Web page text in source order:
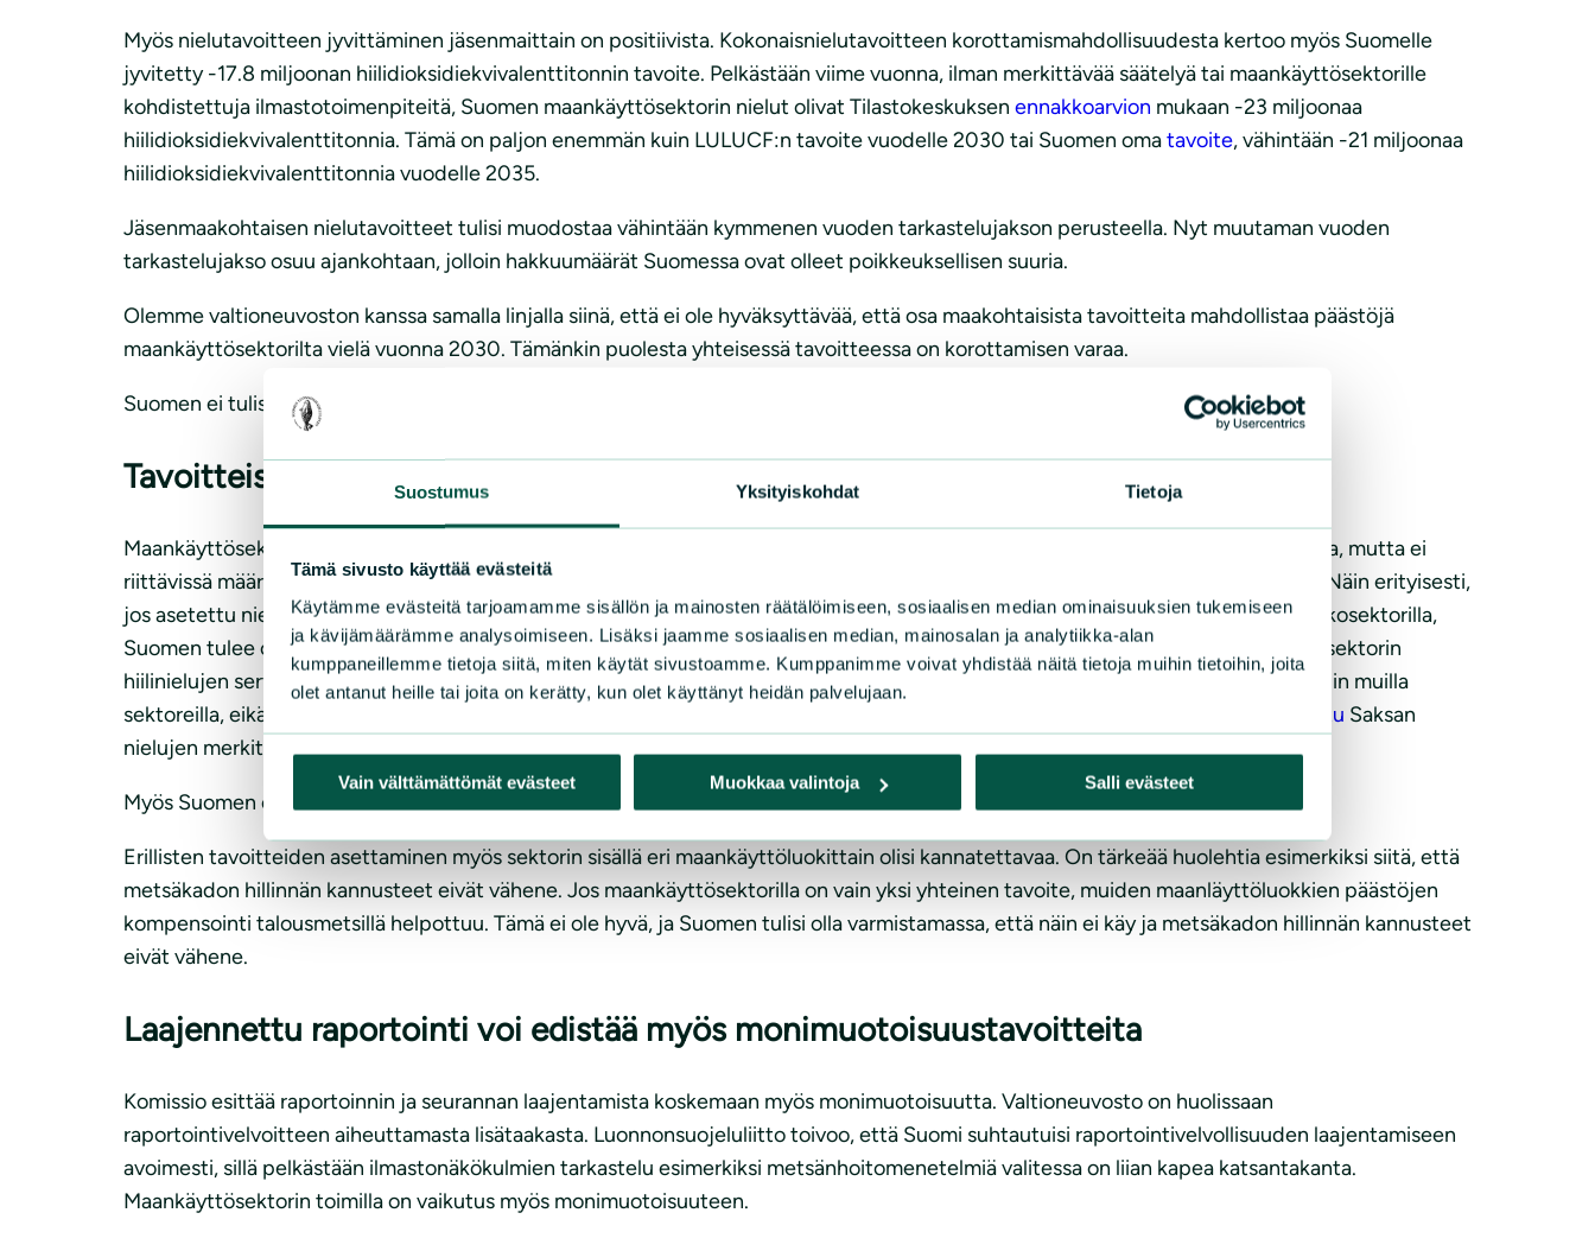
Suostumus Yksityiskohdat Tietoja
Tämä sivusto käyttää evästeitä
Käytämme evästeitä tarjoamamme sisällön ja mainosten räätälöimiseen, sosiaalisen median ominaisuuksien tukemiseen
ja kävijämäärämme analysoimiseen. Lisäksi jaamme sosiaalisen median, mainosalan ja analytiikka-alan
kumppaneillemme tietoja siitä, miten käytät sivustoamme. Kumppanimme voivat yhdistää näitä tietoja muihin tietoihin, joita
olet antanut heille tai joita on kerätty, kun olet käyttänyt heidän palvelujaan.
Vain välttämättömät evästeet Muokkaa valintoja Salli evästeet
Myös nielutavoitteen jyvittäminen jäsenmaittain on positiivista. Kokonaisnielutavoitteen korottamismahdollisuudesta kertoo myös Suomelle
jyvitetty -17.8 miljoonan hiilidioksidiekvivalenttitonnin tavoite. Pelkästään viime vuonna, ilman merkittävää säätelyä tai maankäyttösektorille
kohdistettuja ilmastotoimenpiteitä, Suomen maankäyttösektorin nielut olivat Tilastokeskuksen ennakkoarvion mukaan -23 miljoonaa
hiilidioksidiekvivalenttitonnia. Tämä on paljon enemmän kuin LULUCF:n tavoite vuodelle 2030 tai Suomen omatavoite, vähintään -21 miljoonaa
hiilidioksidiekvivalenttitonnia vuodelle 2035.
Jäsenmaakohtaisen nielutavoitteet tulisi muodostaa vähintään kymmenen vuoden tarkastelujakson perusteella. Nyt muutaman vuoden
tarkastelujakso osuu ajankohtaan, jolloin hakkuumäärät Suomessa ovat olleet poikkeuksellisen suuria.
Olemme valtioneuvoston kanssa samalla linjalla siinä, että ei ole hyväksyttävää, että osa maakohtaisista tavoitteita mahdollistaa päästöjä
maankäyttösektorilta vielä vuonna 2030. Tämänkin puolesta yhteisessä tavoitteessa on korottamisen varaa.
Suomen ei tulisi vastustaa korkeampaa yhteistä tavoitetta.
Tavoitteisiin ei päästä siirtelemällä päästöjä sektorilta toiselle
Maankäyttösektorin ja taakanjakosektorin välisistä joustoista tulisi luopua. Komission esityksessä joustoihin tulee joitain rajoituksia, mutta ei
riittävissä määrin. Päästövähennyksiä tarvitaan joka sektorilla, eikä siirteleminen sektorilta toiselle ole mielekästä nykytilanteessa. Näin erityisesti,
jos asetettu nielutavoite jää esitetyn mukaiseksi tai laskee entisestään. Päästöjen vähentäminen on välttämätöntä myös taakanjakosektorilla,
Suomen tulee olla edistämässä joustoista luopumista ja ottaa kriittinen kanta komission esittämään mahdollisuuteen maankäyttösektorin
hiilinielujen sertifioimisesta tulevaisuudessa. Maankäyttösektorin laskentaan liittyy enemmän epävarmuuksia ja epätarkkuuksia kuin muilla
sektoreilla, eikä maankäyttäsektorille sidottu hiili ole välttämättä pysyvästi pois ilmakehästä. Esimerkiksi Suomessa asti on
uutisoitu Saksan
nielujen merkittävästä pienenemisestä tuhojen vuoksi.
Myös Suomen erillisjoustosta tulee luopua.
Erillisten tavoitteiden asettaminen myös sektorin sisällä eri maankäyttöluokittain olisi kannatettavaa. On tärkeää huolehtia esimerkiksi siitä, että
metsäkadon hillinnän kannusteet eivät vähene. Jos maankäyttösektorilla on vain yksi yhteinen tavoite, muiden maanläyttöluokkien päästöjen
kompensointi talousmetsillä helpottuu. Tämä ei ole hyvä, ja Suomen tulisi olla varmistamassa, että näin ei käy ja metsäkadon hillinnän kannusteet
eivät vähene.
Laajennettu raportointi voi edistää myös monimuotoisuustavoitteita
Komissio esittää raportoinnin ja seurannan laajentamista koskemaan myös monimuotoisuutta. Valtioneuvosto on huolissaan
raportointivelvoitteen aiheuttamasta lisätaakasta. Luonnonsuojeluliitto toivoo, että Suomi suhtautuisi raportointivelvollisuuden laajentamiseen
avoimesti, sillä pelkästään ilmastonäkökulmien tarkastelu esimerkiksi metsänhoitomenetelmiä valitessa on liian kapea katsantakanta.
Maankäyttösektorin toimilla on vaikutus myös monimuotoisuuteen.